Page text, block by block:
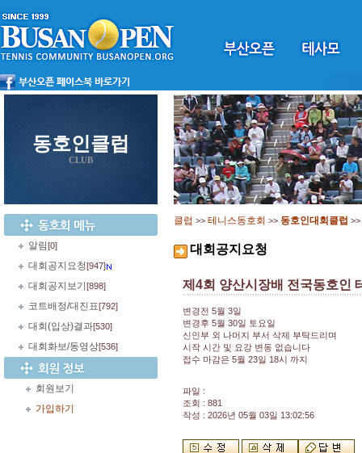
동호인클럽
CLUB
알림[0]
대회공지요청[947]
대회공지보기 [898]
코트배정/대진표[792]
대회(입상)결과[530]
대회화보/동영상[536]
회원보기
가입하기
클럽 >> 테니스동호회 >> 동호인대회클럽 >>
대회공지요청
제4회 양산시장배 전국동호인
변경전 5월 3일
변경후 5월 30일 토요일
신인부 외 나머지 부서 삭제 부탁드리며
시작 시간 및 요강 변동 없습니다
접수 마감은 5월 23일 18시 까지
파일 :
조회 : 881
작성 : 2026년 05월 03일 13:02:56